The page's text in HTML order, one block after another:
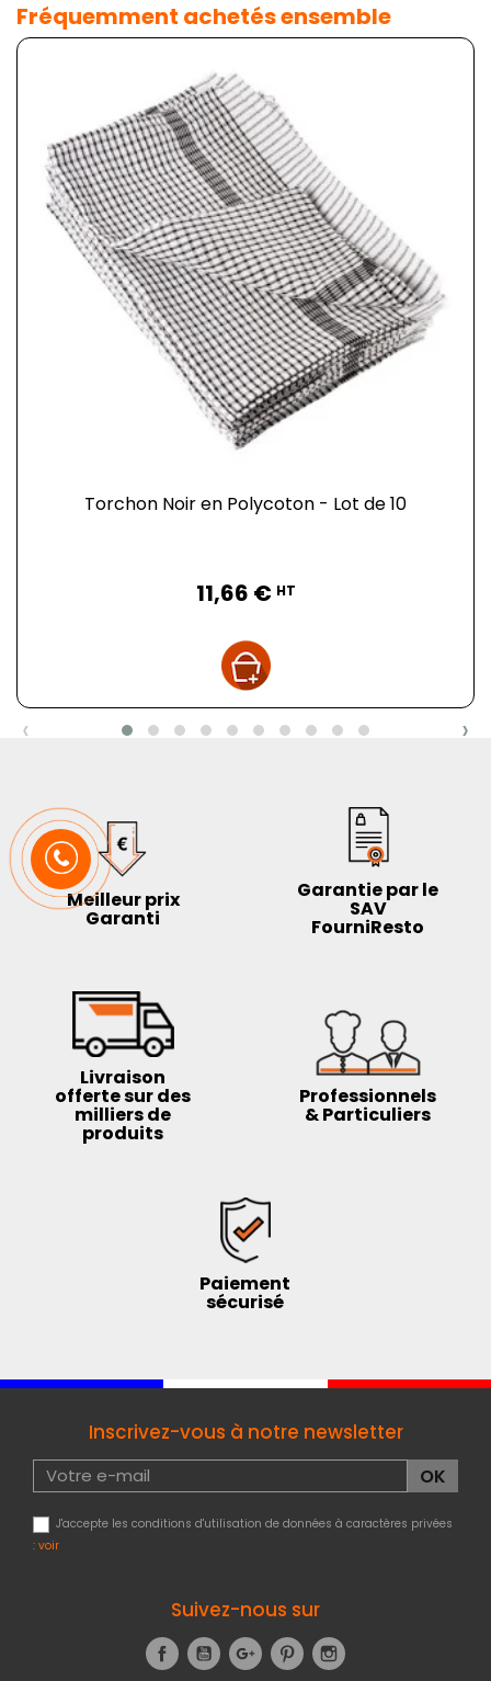
Fréquemment achetés ensemble
Torchon Noir en Polycoton - Lot de 10
11,66 € HT
‹ ›
Meilleur prix
Garanti
Garantie par le
SAV
FourniResto
Livraison
offerte sur des
milliers de
produits
Professionnels
& Particuliers
Paiement
sécurisé
Inscrivez-vous à notre newsletter
J'accepte les conditions d'utilisation de données à caractères privées
: voir
Suivez-nous sur
FacebookYouTubeGoogle+Pinterest